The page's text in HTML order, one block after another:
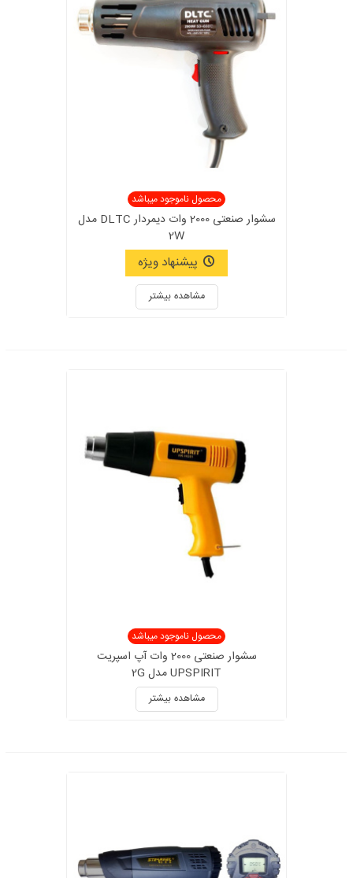
محصول ناموجود میباشد
سشوار صنعتی 2000 وات ديمردار DLTC مدل
2W
پیشنهاد ویژه
مشاهده بیشتر
محصول ناموجود میباشد
سشوار صنعتی 2000 وات آپ اسپریت
UPSPIRIT مدل 2G
مشاهده بیشتر